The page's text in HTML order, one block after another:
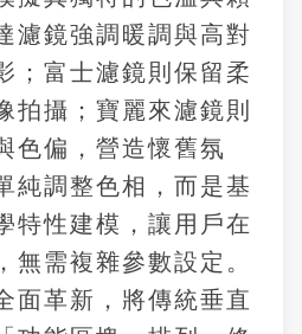
濾鏡強調暖調與高對
；富士濾鏡則保留柔
拍攝；寶麗來濾鏡則
色偏，營造懷舊氛
純調整色相，而是基
特性建模，讓用戶在
無需複雜參數設定。
面革新，將傳統垂直